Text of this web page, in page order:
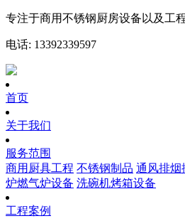
专注于商用不锈钢厨房设备以及工
电话: 13392339597
首页
关于我们
服务范围
商用厨具工程 不锈钢制品 通风排烟
炉燃气炉设备 洗碗机烤箱设备
工程案例